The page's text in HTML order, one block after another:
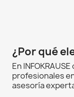
¿Por qué
En
profesionales
asesoría